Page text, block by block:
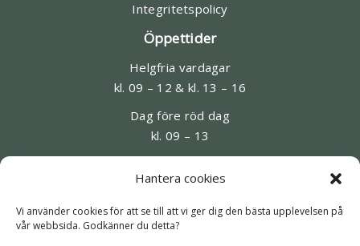
Hantera cookies
Vi använder cookies för att se till att vi ger dig den bästa upplevelsen på
vår webbsida. Godkänner du detta?
Integritetspolicy
Öppettider
Helgfria vardagar
kl. 09 – 12 & kl. 13 – 16
Dag före röd dag
kl. 09 – 13
homeros@historiskaresor.se